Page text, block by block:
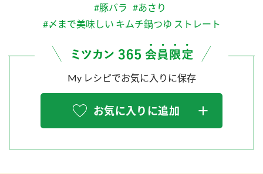
#豚バラ #あさり
#〆まで美味しい キムチ鍋つゆ ストレート
My レシピでお気に入りに保存
お気に入りに追加